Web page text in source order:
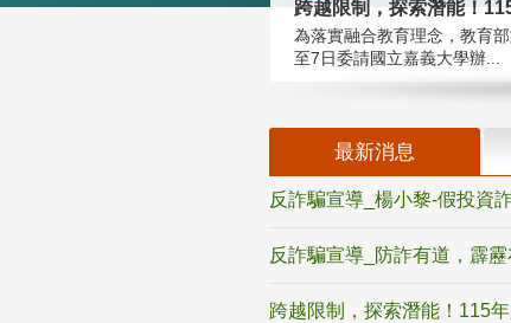
為落實融合教育理念，教育
至7日委請國立嘉義大學辦...
最新消息
反詐騙宣導_楊小黎-假投資
反詐騙宣導_防詐有道，霹
跨越限制，探索潛能！115